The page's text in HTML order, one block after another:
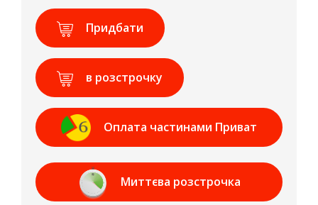
Придбати
в розстрочку
Оплата частинами Приват
Банк
Миттєва розстрочка